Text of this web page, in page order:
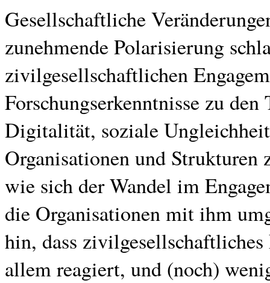
Gesellschaftliche
zunehmende Polarisierung
zivilgesellschaftlichen
Forschungserkenntnisse zu
Digitalität, soziale
Organisationen und Strukturen
wie sich der Wandel im
die Organisationen mit ihm
hin, dass
allem reagiert, und (noch)